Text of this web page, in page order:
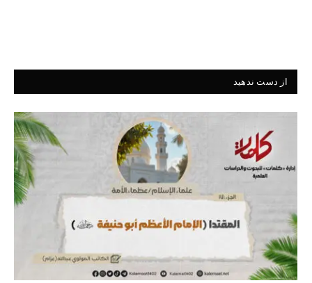
از دست ندهید